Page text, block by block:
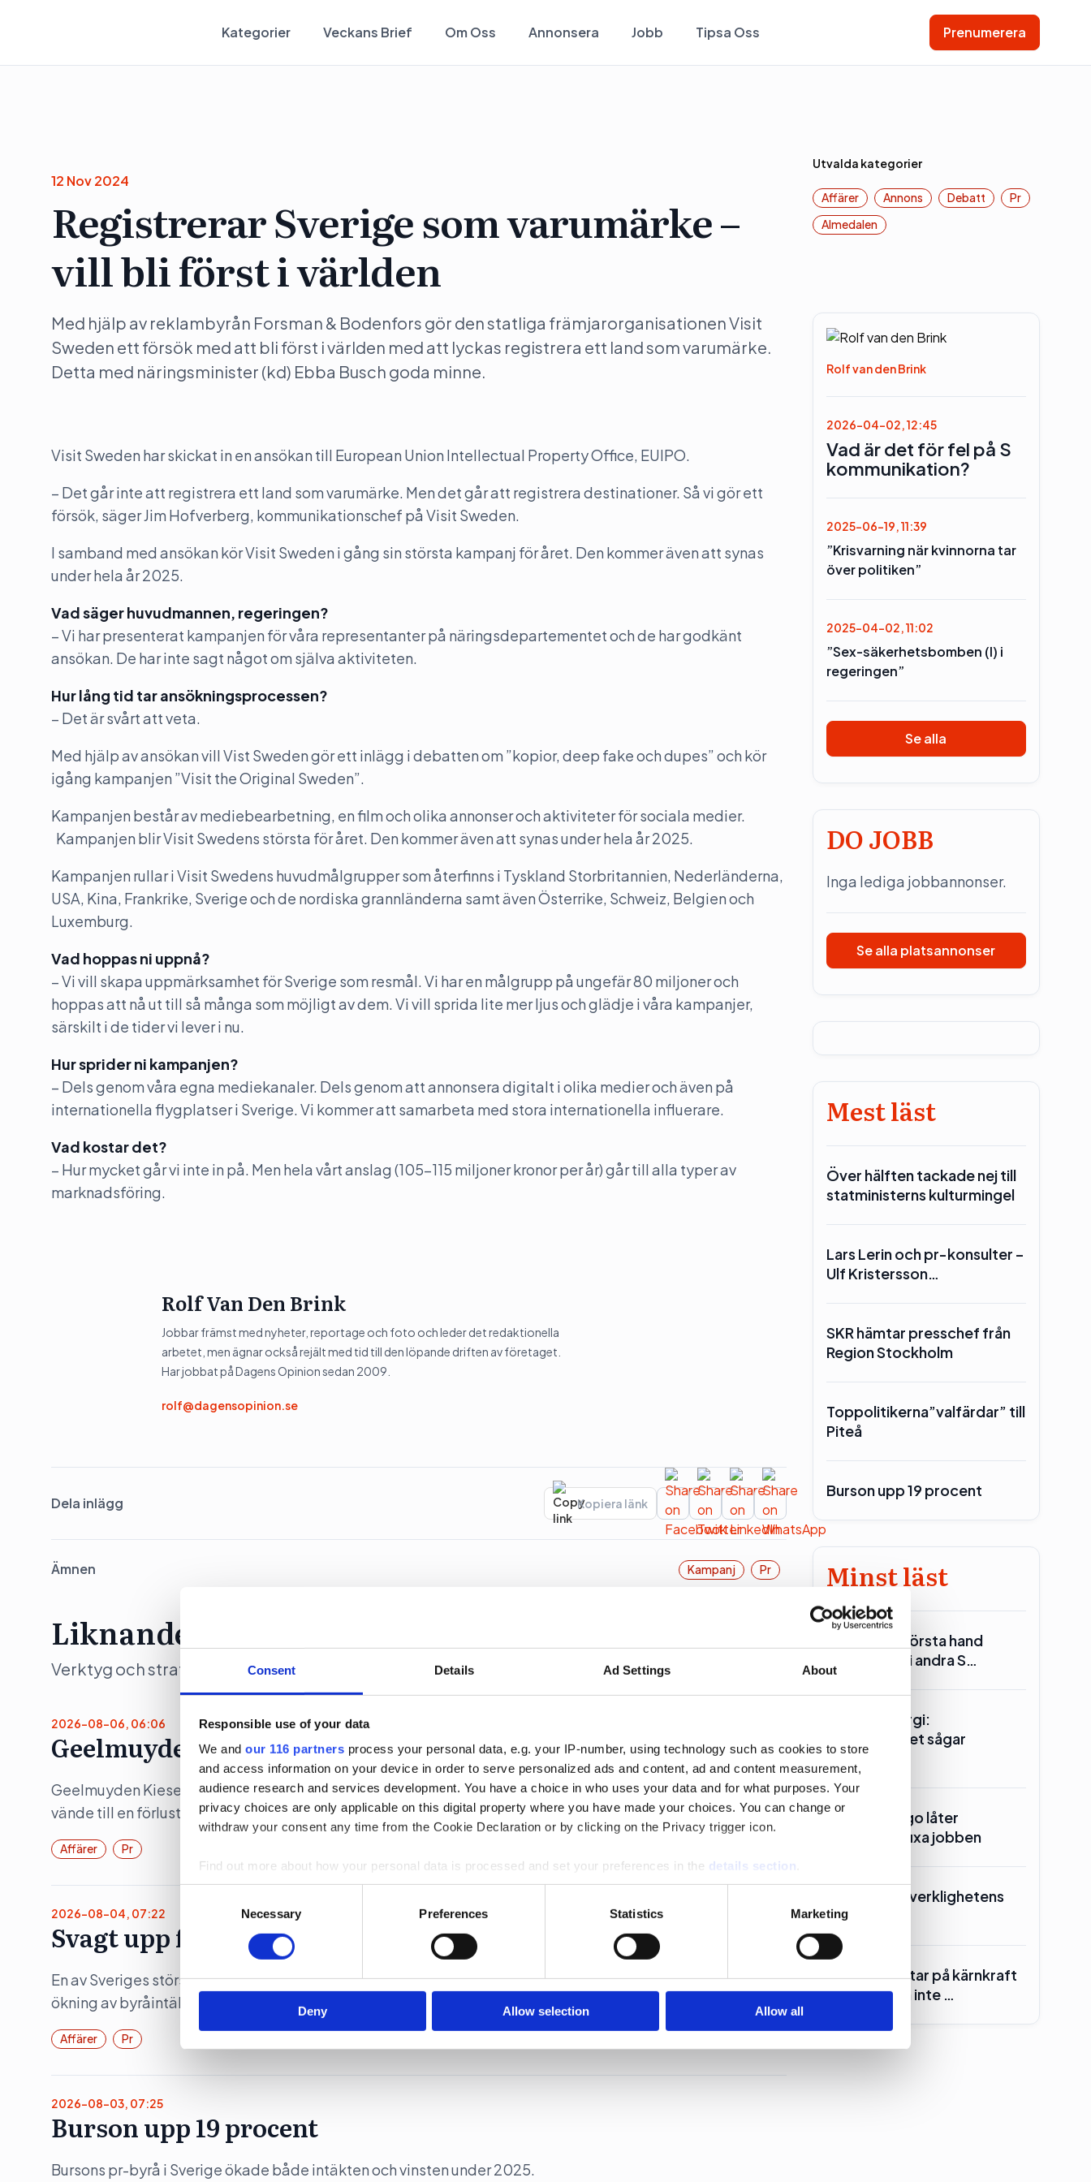
Consent Details Ad Settings About
Responsible use of your data
We and our 116 partners process your personal data, e.g. your IP-number, using technology such as cookies to store
and access information on your device in order to serve personalized ads and content, ad and content measurement,
audience research and services development. You have a choice in who uses your data and for what purposes. Your
privacy choices are only applicable on this digital property where you have made your choices. You can change or
withdraw your consent any time from the Cookie Declaration or by clicking on the Privacy trigger icon.
Find out more about how your personal data is processed and set your preferences in the details section
information about your use of our site with our social media, advertising and analytics partners who may combine it with
other information that you’ve provided to them or that they’ve collected from your use of their services.
Necessary Preferences Statistics Marketing
Deny Allow selection Allow all
Kategorier Veckans Brief Om Oss Annonsera Jobb Tipsa Oss Prenumerera
12 Nov 2024
Registrerar Sverige som varumärke –
vill bli först i världen
Med hjälp av reklambyrån Forsman & Bodenfors gör den statliga främjarorganisationen Visit
Sweden ett försök med att bli först i världen med att lyckas registrera ett land som varumärke.
Detta med näringsminister (kd) Ebba Busch goda minne.
Visit Sweden har skickat in en ansökan till European Union Intellectual Property Office, EUIPO.
– Det går inte att registrera ett land som varumärke. Men det går att registrera destinationer. Så vi gör ett
försök, säger Jim Hofverberg, kommunikationschef på Visit Sweden.
I samband med ansökan kör Visit Sweden i gång sin största kampanj för året. Den kommer även att synas
under hela år 2025.
Vad säger huvudmannen, regeringen?
– Vi har presenterat kampanjen för våra representanter på näringsdepartementet och de har godkänt
ansökan. De har inte sagt något om själva aktiviteten.
Hur lång tid tar ansökningsprocessen?
– Det är svårt att veta.
Med hjälp av ansökan vill Vist Sweden gör ett inlägg i debatten om ”kopior, deep fake och dupes” och kör
igång kampanjen ”Visit the Original Sweden”.
Kampanjen består av mediebearbetning, en film och olika annonser och aktiviteter för sociala medier.
Kampanjen blir Visit Swedens största för året. Den kommer även att synas under hela år 2025.
Kampanjen rullar i Visit Swedens huvudmålgrupper som återfinns i Tyskland Storbritannien, Nederländerna,
USA, Kina, Frankrike, Sverige och de nordiska grannländerna samt även Österrike, Schweiz, Belgien och
Luxemburg.
Vad hoppas ni uppnå?
– Vi vill skapa uppmärksamhet för Sverige som resmål. Vi har en målgrupp på ungefär 80 miljoner och
hoppas att nå ut till så många som möjligt av dem. Vi vill sprida lite mer ljus och glädje i våra kampanjer,
särskilt i de tider vi lever i nu.
Hur sprider ni kampanjen?
– Dels genom våra egna mediekanaler. Dels genom att annonsera digitalt i olika medier och även på
internationella flygplatser i Sverige. Vi kommer att samarbeta med stora internationella influerare.
Vad kostar det?
– Hur mycket går vi inte in på. Men hela vårt anslag (105-115 miljoner kronor per år) går till alla typer av
marknadsföring.
Rolf Van Den Brink
Jobbar främst med nyheter, reportage och foto och leder det redaktionella
arbetet, men ägnar också rejält med tid till den löpande driften av företaget.
Har jobbat på Dagens Opinion sedan 2009.
rolf@dagensopinion.se
Dela inlägg Kopiera länk
Ämnen Kampanj Pr
Liknande artiklar
Verktyg och strategier som moderna team behöver för att hjälpa sina företag att växa.
2026-08-06, 06:06
Geelmuyden Kiese ökar – men vänder till förlust
Geelmuyden Kiese fusionerade under 2025 in förvärven Wikberg & Frisk och Hoc och ökade intäkterna men
vände till en förlust.
Affärer Pr
2026-08-04, 07:22
Svagt upp för Åkestam Holst
En av Sveriges största reklambyråer åstadkom en avsevärd ökning av omsättningen men en marginell
ökning av byråintäkten under räkenskapsåret 2025.
Affärer Pr
2026-08-03, 07:25
Burson upp 19 procent
Bursons pr-byrå i Sverige ökade både intäkten och vinsten under 2025.
Utvalda kategorier
Affärer Annons Debatt
Pr
Almedalen
Rolf van den Brink
2026-04-02, 12:45
Vad är det för fel på S
kommunikation?
2025-06-19, 11:39
”Krisvarning när kvinnorna tar
över politiken”
2025-04-02, 11:02
”Sex-säkerhetsbomben (l) i
regeringen”
Se alla
DO JOBB
Inga lediga jobbannonser.
Se alla platsannonser
Mest läst
Över hälften tackade nej till
statministerns kulturmingel
Lars Lerin och pr-konsulter –
Ulf Kristersson…
SKR hämtar presschef från
Region Stockholm
Toppolitikerna”valfärdar” till
Piteå
Burson upp 19 procent
Minst läst
Reinfeldt: I första hand
Miljöpartiet i andra S…
Seklets energi:
Centerpartiet sågar
kärnkraften
Ander(s) Lago låter
Manpower fixa jobben
Kd skrotar ”verklighetens
folk”
Centern röstar på kärnkraft
– för att den inte …